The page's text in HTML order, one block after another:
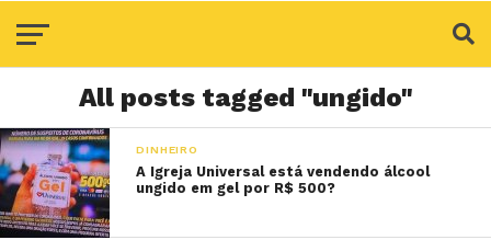
All posts tagged "ungido"
DINHEIRO
A Igreja Universal está vendendo álcool
ungido em gel por R$ 500?